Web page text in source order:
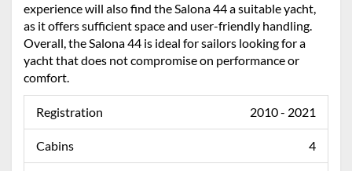
experience will also find the Salona 44 a suitable yacht,
as it offers sufficient space and user-friendly handling.
Overall, the Salona 44 is ideal for sailors looking for a
yacht that does not compromise on performance or
comfort.
Registration 2010 - 2021
Cabins 4